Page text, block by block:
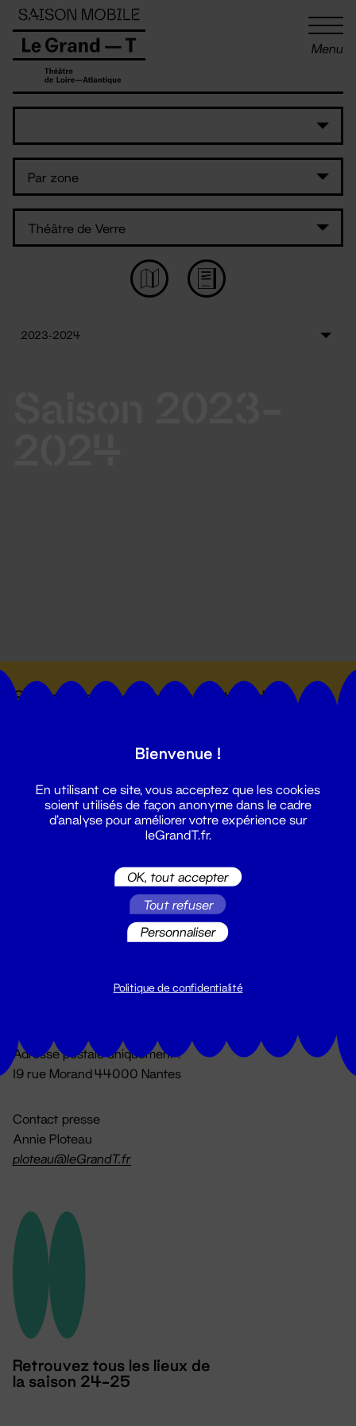
Menu
Suivez toutes les actualités du
Du lundi au vendredi 14h → 18h
Adresse postale uniquement :
19 rue Morand 44000 Nantes
Contact presse
Annie Ploteau
ploteau@leGrandT.fr
Retrouvez tous les lieux de
la saison 24-25
Panneau de gestion des cookies
Bienvenue !
En utilisant ce site, vous acceptez que les cookies
soient utilisés de façon anonyme dans le cadre
d'analyse pour améliorer votre expérience sur
leGrandT.fr.
OK, tout accepter
Tout refuser
Personnaliser
Politique de confidentialité